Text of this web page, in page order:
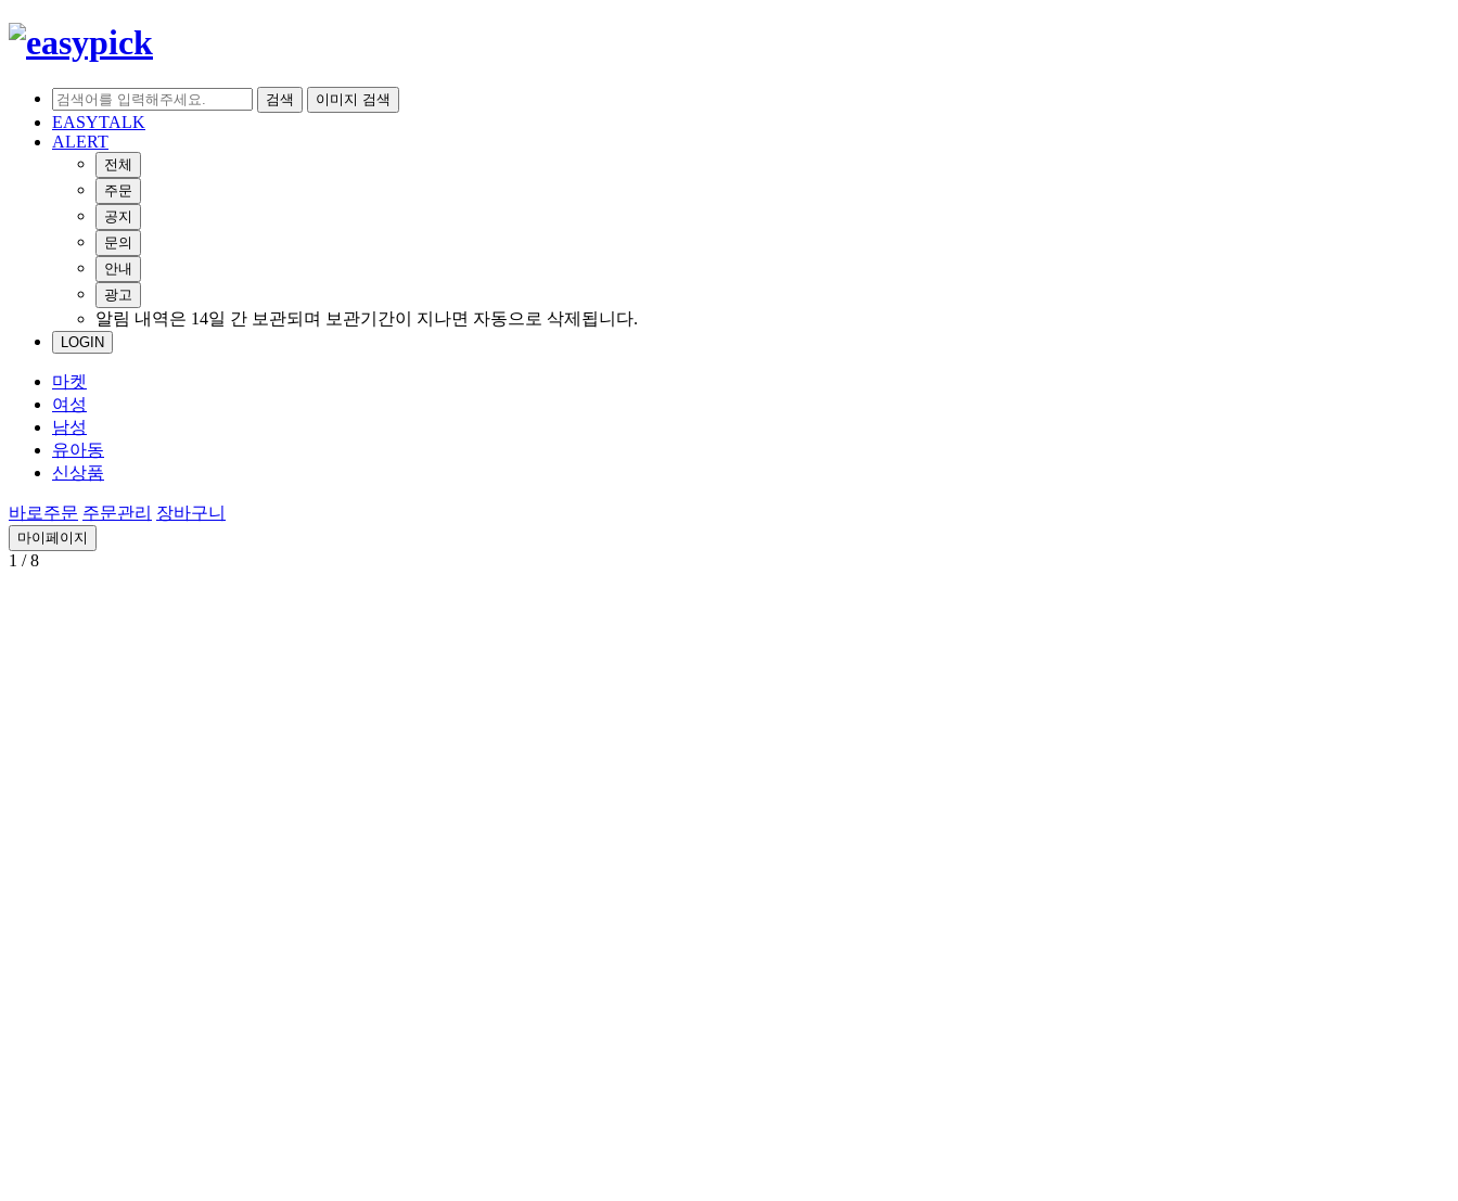
검색 이미지 검색
EASYTALK
ALERT
전체
주문
공지
문의
안내
광고
알림 내역은 14일 간 보관되며 보관기간이 지나면 자동으로 삭제됩니다.
LOGIN
마켓
여성
남성
유아동
신상품
바로주문 주문관리 장바구니
마이페이지
1 / 8